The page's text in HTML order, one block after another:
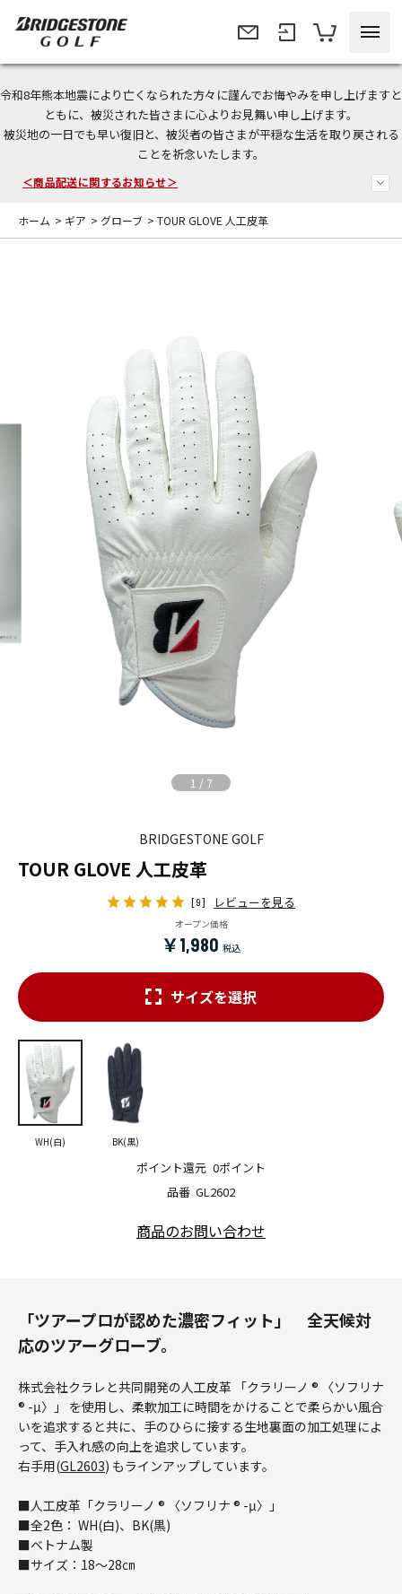
令和8年熊本地震により亡くなられた方々に謹んでお悔やみを申し上げますと
ともに、被災された皆さまに心よりお見舞い申し上げます。
被災地の一日でも早い復旧と、被災者の皆さまが平穏な生活を取り戻される
ことを祈念いたします。
＜夏季休暇中のご注文・発送・お問い合わせ＞
今なら新規会員登録で1,000円OFFクーポンプレゼント！
＜商品配送に関するお知らせ＞
ホーム > ギア > グローブ > TOUR GLOVE 人工皮革
1 / 7
BRIDGESTONE GOLF
TOUR GLOVE 人工皮革
[9] レビューを見る
オープン価格
￥1,980
品番 GL2602
ポイント還元 0ポイント
サイズを選択
WH(白) BK(黒)
商品のお問い合わせ
「ツアープロが認めた濃密フィット」 全天候対
応のツアーグローブ。
株式会社クラレと共同開発の人工皮革 「クラリーノ ® 〈ソフリナ
® -μ〉」 を使用し、柔軟加工に時間をかけることで柔らかい風合
いを追求すると共に、手のひらに接する生地裏面の加工処理によ
って、手入れ感の向上を追求しています。
右手用(GL2603) もラインアップしています。
■人工皮革「クラリーノ ® 〈ソフリナ ® -μ〉」
■全2色： WH(白)、BK(黒)
■ベトナム製
■サイズ：18～28㎝